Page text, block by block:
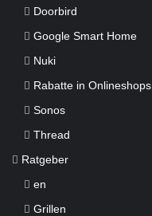
Doorbird
Google Smart Home
Nuki
Rabatte in Onlineshops
Sonos
Thread
Ratgeber
en
Grillen